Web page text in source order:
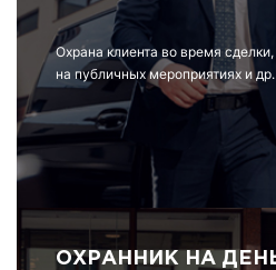
Охрана клиента во время
на публичных мероприятиях и др.
ОХРАННИК НА